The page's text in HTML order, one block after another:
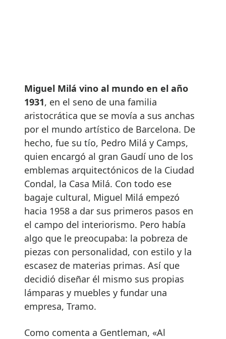
Miguel Milá vino al mundo en el año
1931, en el seno de una familia
aristocrática que se movía a sus anchas
por el mundo artístico de Barcelona. De
hecho, fue su tío, Pedro Milá y Camps,
quien encargó al gran Gaudí uno de los
emblemas arquitectónicos de la Ciudad
Condal, la Casa Milá. Con todo ese
bagaje cultural, Miguel Milá empezó
hacia 1958 a dar sus primeros pasos en
el campo del interiorismo. Pero había
algo que le preocupaba: la pobreza de
piezas con personalidad, con estilo y la
escasez de materias primas. Así que
decidió diseñar él mismo sus propias
lámparas y muebles y fundar una
empresa, Tramo.
Como comenta a Gentleman, «Al